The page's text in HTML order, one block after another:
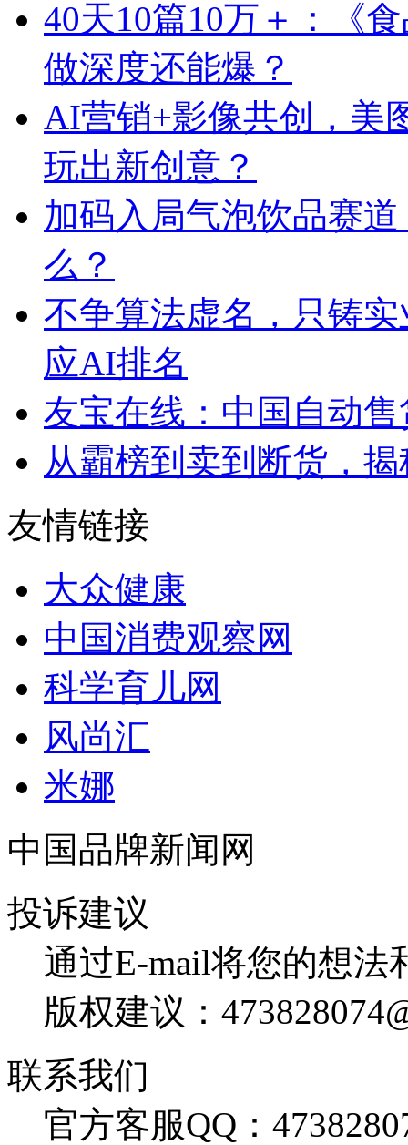
40天10篇10万＋：《
做深度还能爆？
AI营销+影像共创，美
玩出新创意？
加码入局气泡饮品赛
么？
不争算法虚名，只铸
应AI排名
友宝在线：中国自动
从霸榜到卖到断货，
友情链接
大众健康
中国消费观察网
科学育儿网
风尚汇
米娜
中国品牌新闻网
投诉建议
通过E-mail将您的想法
版权建议：
联系我们
官方客服QQ：